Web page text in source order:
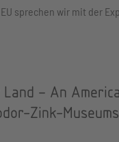
sprechen wir mit der
– An
Zink-Museums